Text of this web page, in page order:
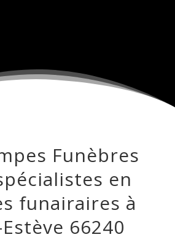
Funèbres
en
funairaires à
66240